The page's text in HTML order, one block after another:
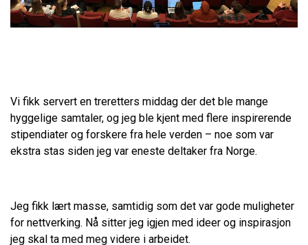
Vi fikk servert en treretters middag der det ble mange
hyggelige samtaler, og jeg ble kjent med flere inspirerende
stipendiater og forskere fra hele verden – noe som var
ekstra stas siden jeg var eneste deltaker fra Norge.
Jeg fikk lært masse, samtidig som det var gode muligheter
for nettverking. Nå sitter jeg igjen med ideer og inspirasjon
jeg skal ta med meg videre i arbeidet.